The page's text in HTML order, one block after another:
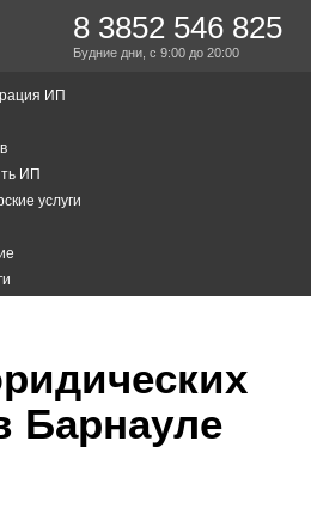
8 3852 546 825
Будние дни, с 9:00 до 20:00
ИП
ИП
услуги
Барнауле